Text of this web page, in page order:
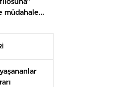
filosuna”
müdahale